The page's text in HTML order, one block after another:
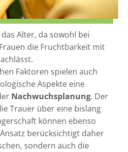
Alter, da sowohl bei
die Fruchtbarkeit mit
Faktoren spielen auch
Aspekte eine
Nachwuchsplanung. Der
Trauer über eine bislang
können ebenso
berücksichtigt daher
sondern auch die